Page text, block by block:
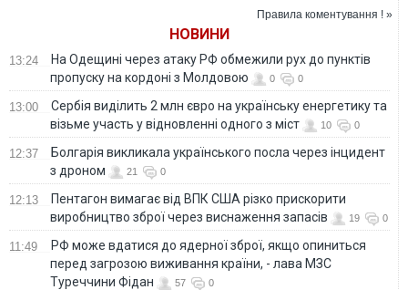
Правила коментування ! »
НОВИНИ
13:24
На Одещині через атаку РФ обмежили рух до пунктів
пропуску на кордоні з Молдовою
0 0
13:00
Сербія виділить 2 млн євро на українську енергетику та
візьме участь у відновленні одного з міст
10 0
12:37
Болгарія викликала українського посла через інцидент
з дроном
21 0
12:13
Пентагон вимагає від ВПК США різко прискорити
виробництво зброї через виснаження запасів
19 0
11:49
РФ може вдатися до ядерної зброї, якщо опиниться
перед загрозою виживання країни, - лава МЗС
Туреччини Фідан
57 0